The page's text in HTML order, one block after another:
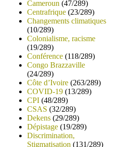
Cameroun (47/289)
Centrafrique (23/289)
Changements climatiques
(10/289)
Colonialisme, racisme
(19/289)
Conférence (118/289)
Congo Brazzaville
(24/289)
Côte d’Ivoire (263/289)
COVID-19 (13/289)
CPI (48/289)
CSAS (32/289)
Dekens (29/289)
Dépistage (19/289)
Discrimination,
Stigmatisation (131/289)